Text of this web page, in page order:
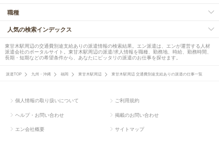
職種
人気の検索インデックス
東甘木駅周辺の交通費別途支給ありの派遣情報の検索結果。エン派遣は、エンが運営する人材
派遣会社のポータルサイト。東甘木駅周辺の派遣/求人情報を職種、勤務地、時給、勤務時間、
長期・短期などの希望条件から、あなたにピッタリの派遣のお仕事を探せます。
派遣TOP 九州・沖縄 福岡 東甘木駅周辺 東甘木駅周辺 交通費別途支給ありの派遣の仕事一覧
個人情報の取り扱いについて ご利用規約
ヘルプ・お問い合わせ 掲載のお問い合わせ
エン会社概要 サイトマップ